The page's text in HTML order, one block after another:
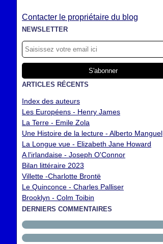
Contacter le propriétaire du blog
NEWSLETTER
ARTICLES RÉCENTS
Index des auteurs
Les Européens - Henry James
La Terre - Emile Zola
Une Histoire de la lecture - Alberto Manguel
La Longue vue - Elizabeth Jane Howard
A l'irlandaise - Joseph O'Connor
Bilan littéraire 2023
Villette -Charlotte Brontë
Le Quinconce - Charles Palliser
Brooklyn - Colm Toibin
DERNIERS COMMENTAIRES